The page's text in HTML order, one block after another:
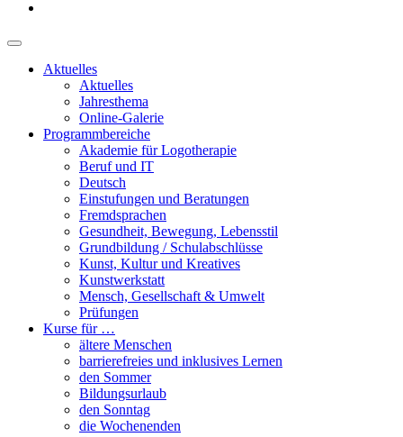
Aktuelles
Aktuelles
Jahresthema
Online-Galerie
Programmbereiche
Akademie für Logotherapie
Beruf und IT
Deutsch
Einstufungen und Beratungen
Fremdsprachen
Gesundheit, Bewegung, Lebensstil
Grundbildung / Schulabschlüsse
Kunst, Kultur und Kreatives
Kunstwerkstatt
Mensch, Gesellschaft & Umwelt
Prüfungen
Kurse für …
ältere Menschen
barrierefreies und inklusives Lernen
den Sommer
Bildungsurlaub
den Sonntag
die Wochenenden